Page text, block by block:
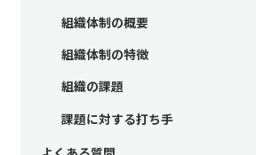
組織体制の概要
組織体制の特徴
組織の課題
課題に対する打ち手